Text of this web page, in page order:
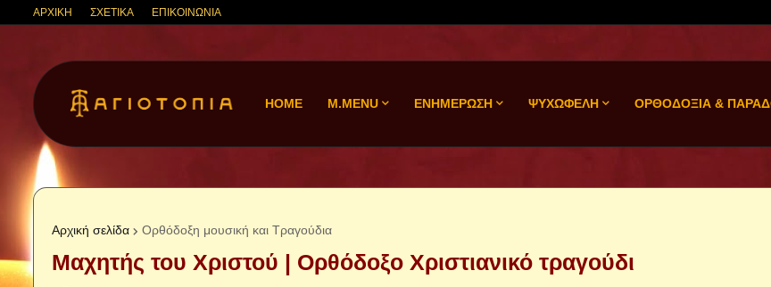
ΑΡΧΙΚΗ ΣΧΕΤΙΚΑ ΕΠΙΚΟΙΝΩΝΙΑ
HOME M.MENU ΕΝΗΜΕΡΩΣΗ ΨΥΧΩΦΕΛΗ ΟΡΘΟΔΟΞΙΑ &
Αρχική σελίδα Ορθόδοξη μουσική και Τραγούδια
Μαχητής του Χριστού | Ορθόδοξο Χριστιανικό τραγούδι